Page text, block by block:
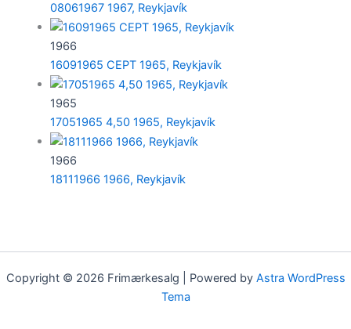
08061967 1967, Reykjavík
1966
16091965 CEPT 1965, Reykjavík
1965
17051965 4,50 1965, Reykjavík
1966
18111966 1966, Reykjavík
Copyright © 2026 Frimærkesalg | Powered by Astra WordPress
Tema